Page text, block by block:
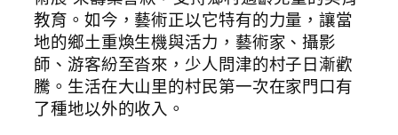
教育。如今，藝術正以它特有的力量，讓當
地的鄉土重煥生機與活力，藝術家、攝影
師、游客紛至沓來，少人問津的村子日漸歡
騰。生活在大山里的村民第一次在家門口有
了種地以外的收入。